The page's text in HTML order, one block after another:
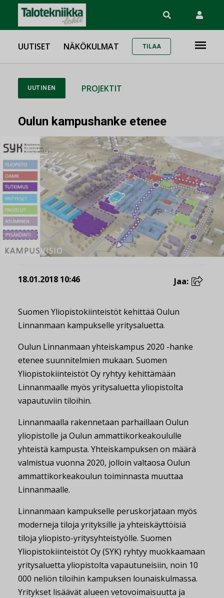
UUTISET NÄKÖKULMAT TILAA
UUTINEN PROJEKTIT
Oulun kampushanke etenee
18.01.2018 10:46 Jaa:
Suomen Yliopistokiinteistöt kehittää Oulun
Linnanmaan kampukselle yritysaluetta.
Oulun Linnanmaan yhteiskampus 2020 -hanke
etenee suunnitelmien mukaan. Suomen
Yliopistokiinteistöt Oy ryhtyy kehittämään
Linnanmaalle myös yritysaluetta yliopistolta
vapautuviin tiloihin.
Linnanmaalla rakennetaan parhaillaan Oulun
yliopistolle ja Oulun ammattikorkeakoululle
yhteistä kampusta. Yhteiskampuksen on määrä
valmistua vuonna 2020, jolloin valtaosa Oulun
ammattikorkeakoulun toiminnasta muuttaa
Linnanmaalle.
Linnanmaan kampukselle peruskorjataan myös
moderneja tiloja yrityksille ja yhteiskäyttöisiä
tiloja yliopisto-yritysyhteistyölle. Suomen
Yliopistokiinteistöt Oy (SYK) ryhtyy muokkaamaan
yritysaluetta yliopistolta vapautuneisiin, noin 10
000 neliön tiloihin kampuksen lounaiskulmassa.
Yritykset lisäävät alueen vetovoimaisuutta ja